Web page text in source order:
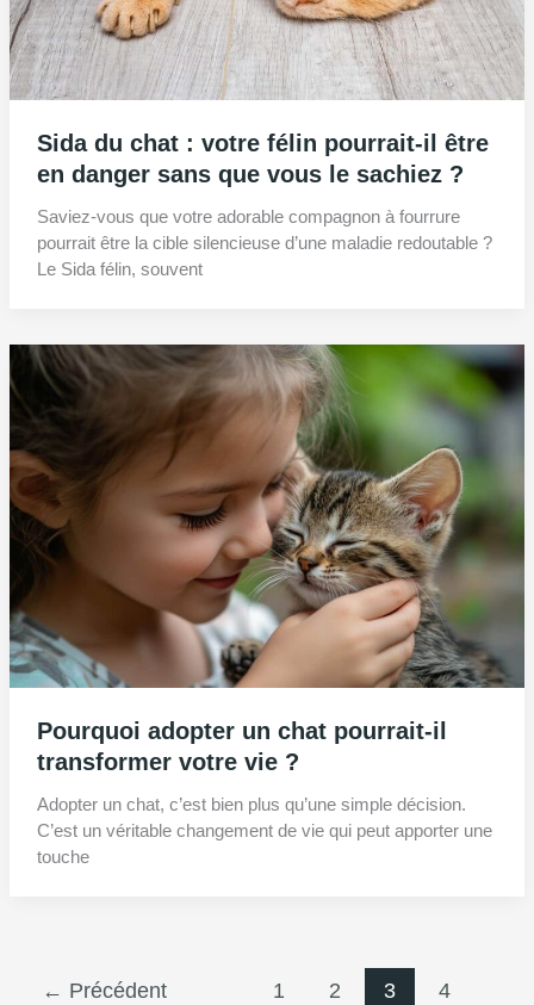
Sida du chat : votre félin pourrait-il être
en danger sans que vous le sachiez ?
Saviez-vous que votre adorable compagnon à fourrure
pourrait être la cible silencieuse d’une maladie redoutable ?
Le Sida félin, souvent
Pourquoi adopter un chat pourrait-il
transformer votre vie ?
Adopter un chat, c’est bien plus qu’une simple décision.
C’est un véritable changement de vie qui peut apporter une
touche
← Précédent 1 2 3 4